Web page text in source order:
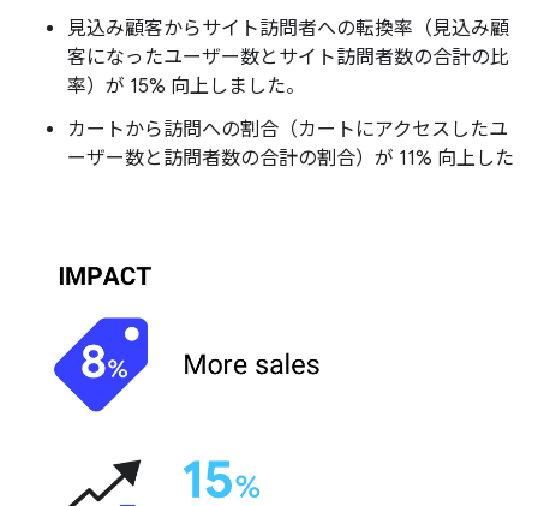
見込み顧客からサイト訪問者への転換率（見込み顧
客になったユーザー数とサイト訪問者数の合計の比
率）が 15% 向上しました。
カートから訪問への割合（カートにアクセスしたユ
ーザー数と訪問者数の合計の割合）が 11% 向上した